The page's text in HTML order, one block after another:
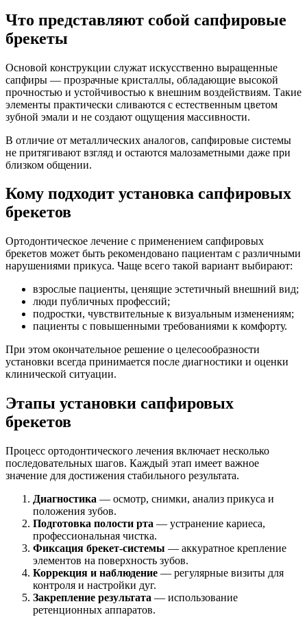
Что представляют собой сапфировые
брекеты
Основой конструкции служат искусственно выращенные
сапфиры — прозрачные кристаллы, обладающие высокой
прочностью и устойчивостью к внешним воздействиям. Такие
элементы практически сливаются с естественным цветом
зубной эмали и не создают ощущения массивности.
В отличие от металлических аналогов, сапфировые системы
не притягивают взгляд и остаются малозаметными даже при
близком общении.
Кому подходит установка сапфировых
брекетов
Ортодонтическое лечение с применением сапфировых
брекетов может быть рекомендовано пациентам с различными
нарушениями прикуса. Чаще всего такой вариант выбирают:
взрослые пациенты, ценящие эстетичный внешний вид;
люди публичных профессий;
подростки, чувствительные к визуальным изменениям;
пациенты с повышенными требованиями к комфорту.
При этом окончательное решение о целесообразности
установки всегда принимается после диагностики и оценки
клинической ситуации.
Этапы установки сапфировых
брекетов
Процесс ортодонтического лечения включает несколько
последовательных шагов. Каждый этап имеет важное
значение для достижения стабильного результата.
Диагностика — осмотр, снимки, анализ прикуса и
положения зубов.
Подготовка полости рта — устранение кариеса,
профессиональная чистка.
Фиксация брекет-системы — аккуратное крепление
элементов на поверхность зубов.
Коррекция и наблюдение — регулярные визиты для
контроля и настройки дуг.
Закрепление результата — использование
ретенционных аппаратов.